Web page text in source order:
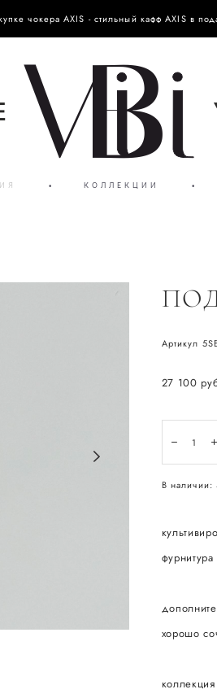
чокера AXIS - стильный кафф AXIS в
• КОЛЛЕКЦИИ •
Артикул
27 100
В наличии:
хорошо